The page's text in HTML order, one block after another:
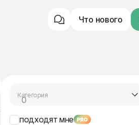
Что нового
Категория
разработка
0
подходят мне